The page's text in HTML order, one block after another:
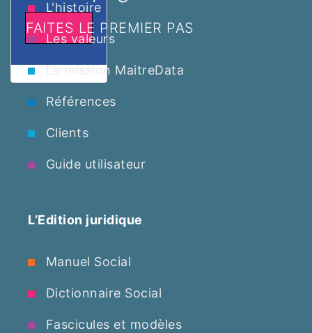
FAITES LE PREMIER PAS
L'histoire
Les valeurs
La mission MaitreData
Références
Clients
Guide utilisateur
L’Edition juridique
Manuel Social
Dictionnaire Social
Fascicules et modèles